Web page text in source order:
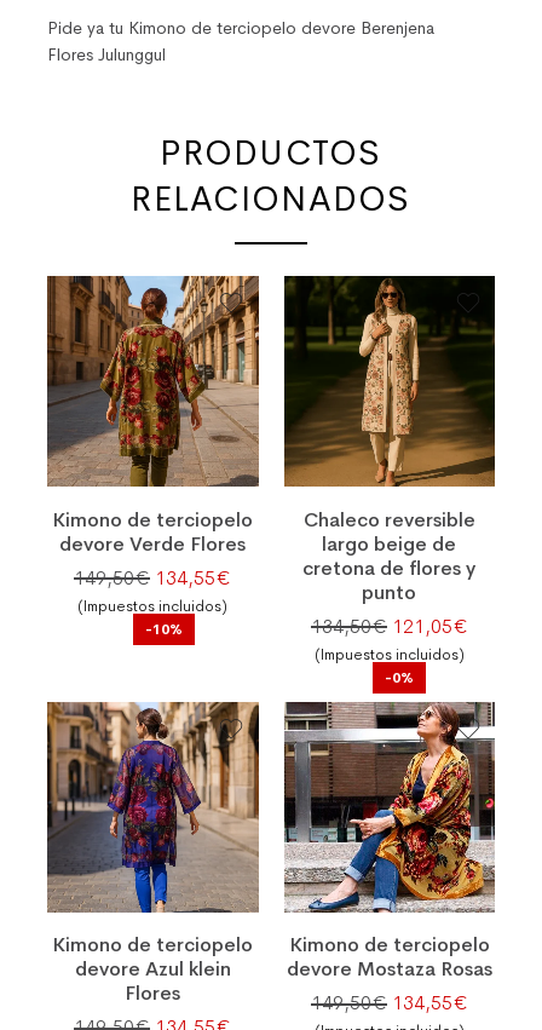
Pide ya tu Kimono de terciopelo devore Berenjena
Flores Julunggul
PRODUCTOS
RELACIONADOS
Kimono de terciopelo
devore Verde Flores
149,50€ El precio original era: 149,50€.
134,55€ El precio actual es: 134,55€.
(Impuestos incluidos)
-10%
Chaleco reversible
largo beige de
cretona de flores y
punto
134,50€ El precio
121,05€El
(Impuestos incluidos)
-0%
Kimono de terciopelo
devore Azul klein
Flores
Kimono de terciopelo
devore Mostaza Rosas
149,50€ El precio
134,55€El